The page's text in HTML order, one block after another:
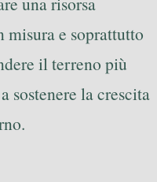
misura e soprattutto
il terreno più
sostenere la crescita